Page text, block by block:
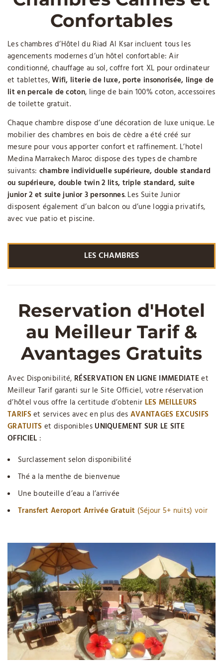
Confortables
Les chambres d’Hôtel du Riad Al Ksar incluent tous les
agencements modernes d’un hôtel confortable: Air
conditionné, chauffage au sol, coffre fort XL pour ordinateur
et tablettes,Wifi, literie de luxe, porte insonorisée, linge de
lit en percale de coton, linge de bain 100% coton, accessoires
de toilette gratuit.
Chaque chambre dispose d’une décoration de luxe unique. Le
mobilier des chambres en bois de cèdre a été créé sur
mesure pour vous apporter confort et raffinement. L’hotel
Medina Marrakech Maroc dispose des types de chambre
suivants: chambre individuelle supérieure, double standard
ou supérieure, double twin 2 lits, triple standard, suite
junior 2 et suite junior 3 personnes. Les Suite Junior
disposent également d’un balcon ou d’une loggia privatifs,
avec vue patio et piscine.
LES CHAMBRES
Reservation d'Hotel
au Meilleur Tarif &
Avantages Gratuits
Avec Disponibilité, RÉSERVATION EN LIGNE IMMEDIATE et
Meilleur Tarif garanti sur le Site Officiel, votre réservation
d’hôtel vous offre la certitude d’obtenir LES MEILLEURS
TARIFSet services avec en plus des AVANTAGES EXCUSIFS
GRATUITS et disponibles UNIQUEMENT SUR LE SITE
OFFICIEL :
Surclassement selon disponibilité
Thé a la menthe de bienvenue
Une bouteille d’eau a l’arrivée
Transfert Aeroport Arrivée Gratuit (Séjour 5+ nuits) voir
Meilleur tarif du web
En quelques clics sur nos pages sécurisées, vous pourrez
sélectionner la chambre d’hôtel de votre choix et
commander des services additionnels tels que transfert
aéroport vers riad, soins spa en promotion ou demi-pension
directement. L’équipe de l’Al Ksar dispense des services de
qualité au meilleur tarif, rendant votre séjour en hôtel de
luxe abordable. Lebouton “LIVE TCHAT”du site officiel vous
permet d’obtenir toutes les informations souhaitées sur
votre réservation immédiatement.